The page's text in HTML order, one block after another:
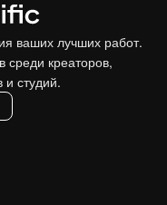
ваших лучших работ.
среди креаторов,
и студий.